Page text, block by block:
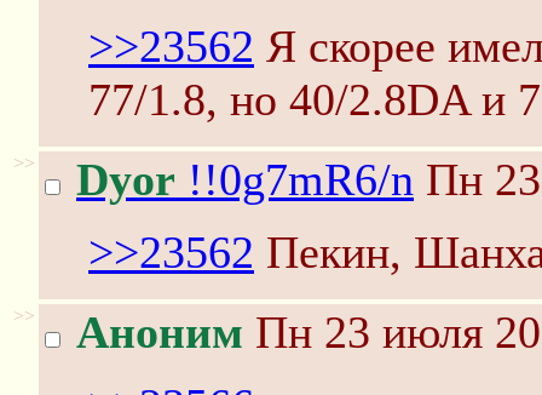
>>23562 Я скорее
77/1.8, но 40/2.8DA и
>> Dyor !!0g7mR6/n Пн
>>23562 Пекин,
>> Аноним Пн 23 июля